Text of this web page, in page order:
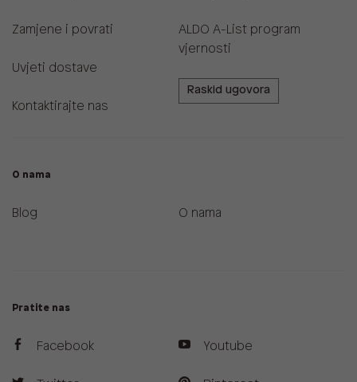
Zamjene i povrati
Uvjeti dostave
Kontaktirajte nas
ALDO A-List program
vjernosti
Raskid ugovora
O nama
Blog O nama
Pratite nas
Facebook Youtube